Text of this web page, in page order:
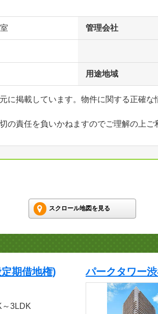
管理会社
用途地域
に掲載しています。物件に関する正確
責任を負いかねますのでご理解の上ご
スクロール地図を見る
期借地権)
～3LDK
パークタワー